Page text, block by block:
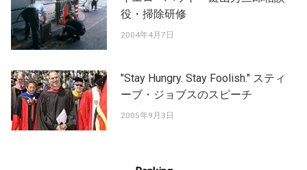
役・掃除研修
2004年4月7日
"Stay Hungry. Stay Foolish." スティ
ーブ・ジョブスのスピーチ
2005年9月3日